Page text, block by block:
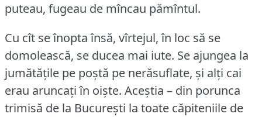
puteau, fugeau de mîncau pămîntul.
Cu cît se înopta însă, vîrtejul, în loc să se
domolească, se ducea mai iute. Se ajungea la
jumătățile pe poștă pe nerăsuflate, și alți cai
erau aruncați în oiște. Aceștia – din porunca
trimisă de la București la toate căpiteniile de